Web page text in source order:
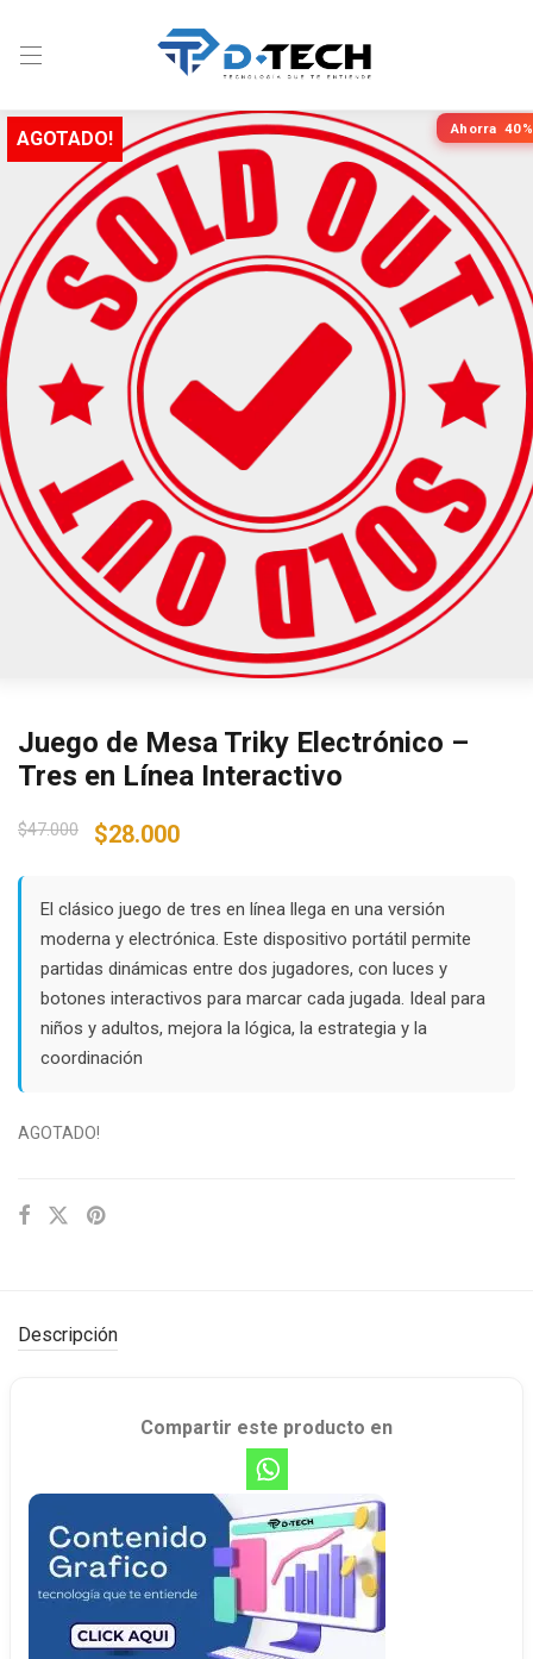
Ahorra 40%
AGOTADO!
Juego de Mesa Triky Electrónico –
Tres en Línea Interactivo
$47.000
Original
$47.000.
$28.000Current
$28.000.
El clásico juego de tres en línea llega en una versión
moderna y electrónica. Este dispositivo portátil permite
partidas dinámicas entre dos jugadores, con luces y
botones interactivos para marcar cada jugada. Ideal para
niños y adultos, mejora la lógica, la estrategia y la
coordinación
AGOTADO!
Descripción
Compartir este producto en